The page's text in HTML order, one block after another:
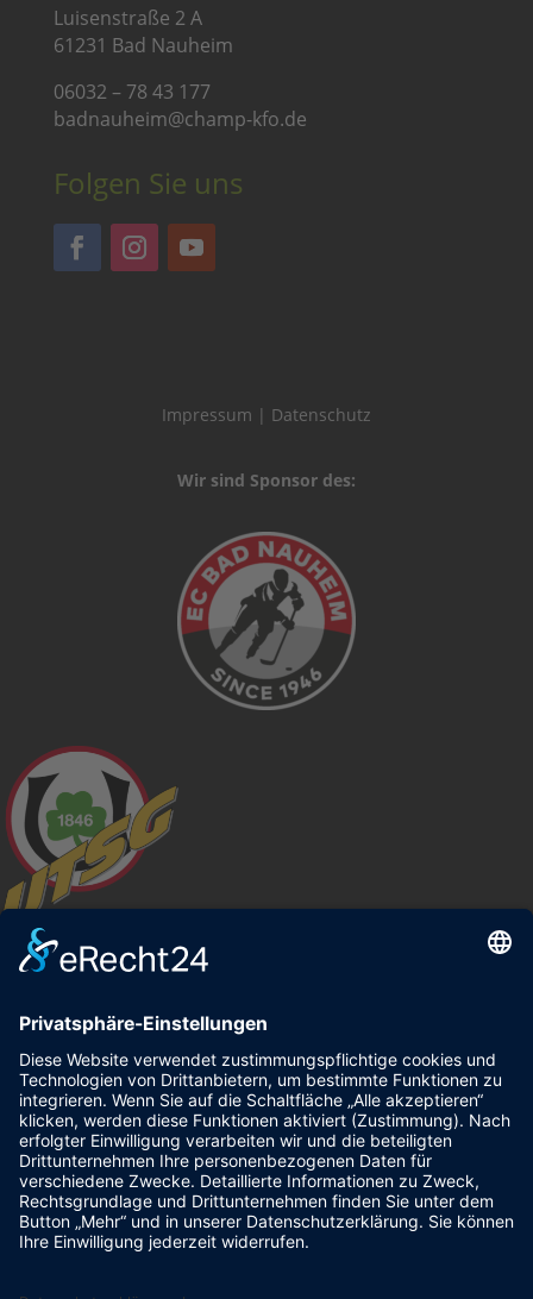
Luisenstraße 2 A
61231 Bad Nauheim
06032 – 78 43 177
badnauheim@champ-kfo.de
Folgen Sie uns
Impressum | Datenschutz
Wir sind Sponsor des: